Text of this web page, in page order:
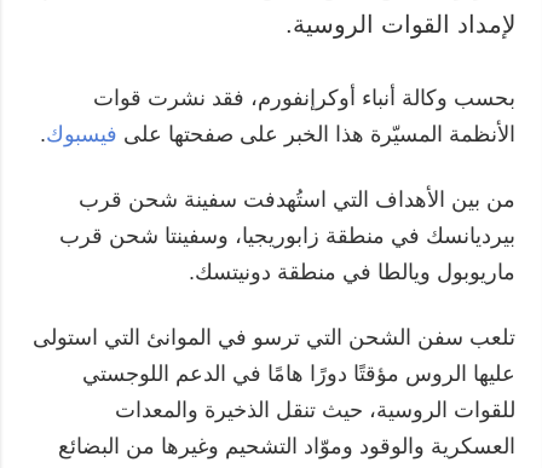
لإمداد القوات الروسية.
بحسب وكالة أنباء أوكرإنفورم، فقد نشرت قوات
الأنظمة المسيّرة هذا الخبر على صفحتها على فيسبوك.
من بين الأهداف التي استُهدفت سفينة شحن قرب
بيرديانسك في منطقة زابوريجيا، وسفينتا شحن قرب
ماريوبول ويالطا في منطقة دونيتسك.
تلعب سفن الشحن التي ترسو في الموانئ التي استولى
عليها الروس مؤقتًا دورًا هامًا في الدعم اللوجستي
للقوات الروسية، حيث تنقل الذخيرة والمعدات
العسكرية والوقود وموّاد التشحيم وغيرها من البضائع